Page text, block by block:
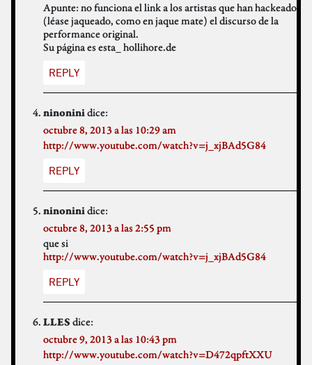
Apunte: no funciona el link a los artistas que han hackeado
(léase jaqueado, como en jaque mate) el discurso de la
performance original.
Su página es esta_ hollihore.de
REPLY
ninoninidice:
octubre 8, 2013 a las 10:29 am
http://www.youtube.com/watch?v=j_xjBAd5G84
REPLY
ninoninidice:
octubre 8, 2013 a las 2:55 pm
que si
http://www.youtube.com/watch?v=j_xjBAd5G84
REPLY
LLES dice:
octubre 9, 2013 a las 10:43 pm
http://www.youtube.com/watch?v=D472qpftXXU